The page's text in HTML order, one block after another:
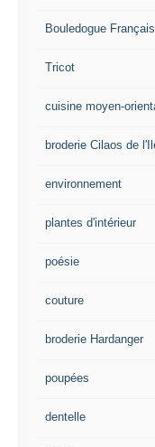
Bouledogue Français
Tricot
cuisine moyen-
broderie Cilaos de
environnement
plantes d'intérieur
poésie
couture
broderie Hardanger
poupées
dentelle